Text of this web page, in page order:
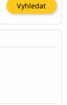
Vyhledat